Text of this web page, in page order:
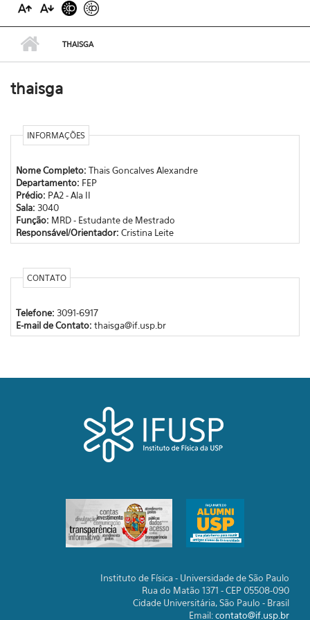
THAISGA
thaisga
INFORMAÇÕES
Nome Completo: Thais Goncalves Alexandre
Departamento: FEP
Prédio: PA2 - Ala II
Sala: 3040
Função: MRD - Estudante de Mestrado
Responsável/Orientador: Cristina Leite
CONTATO
Telefone: 3091-6917
E-mail de Contato: thaisga@if.usp.br
Instituto de Física - Universidade de São Paulo
Rua do Matão 1371 - CEP 05508-090
Cidade Universitária, São Paulo - Brasil
Email:contato@if.usp.br